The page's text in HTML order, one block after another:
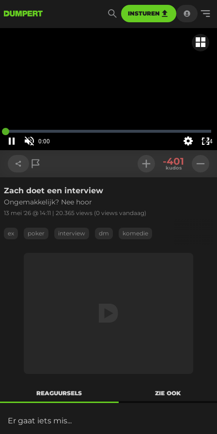
INSTUREN
aan
Huidige
tijd
0:00 1:44
Geladen:
0%
Link kopiëren
-401
kudos
Zach doet een interview
Ongemakkelijk? Nee hoor
13 mei '26 @ 14:11 | 20.365 views (0 views vandaag)
ex poker interview dm komedie
REAGUURSELS ZIE OOK
Er gaat iets mis...